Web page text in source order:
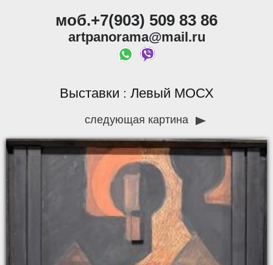
моб.+7(903) 509 83 86
artpanorama@mail.ru
Выставки : Левый МОСХ
следующая картина